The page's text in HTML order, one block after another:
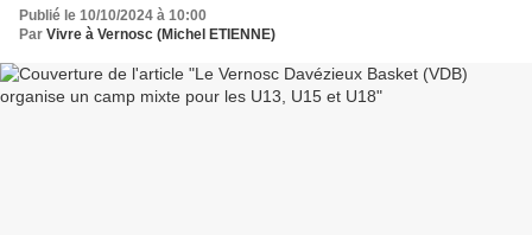
Publié le 10/10/2024 à 10:00
Par Vivre à Vernosc (Michel ETIENNE)